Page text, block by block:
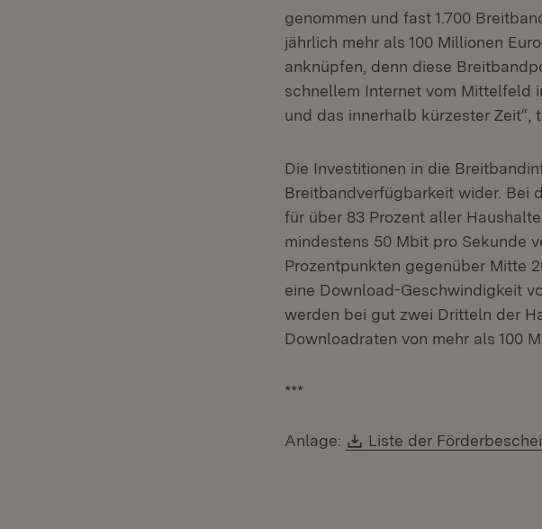
genommen und fast 1.700
jährlich mehr als 100 Millionen
anknüpfen, denn diese
schnellem Internet vom Mittelfeld
und das innerhalb kürzester Zeit“,
Die Investitionen in die
Breitbandverfügbarkeit wider. Bei
für über 83 Prozent aller
mindestens 50 Mbit pro Sekunde
Prozentpunkten gegenüber Mitte
eine Download-Geschwindigkeit
werden bei gut zwei Dritteln der
Downloadraten von mehr als 100
***
Anlage: Download:
Liste der